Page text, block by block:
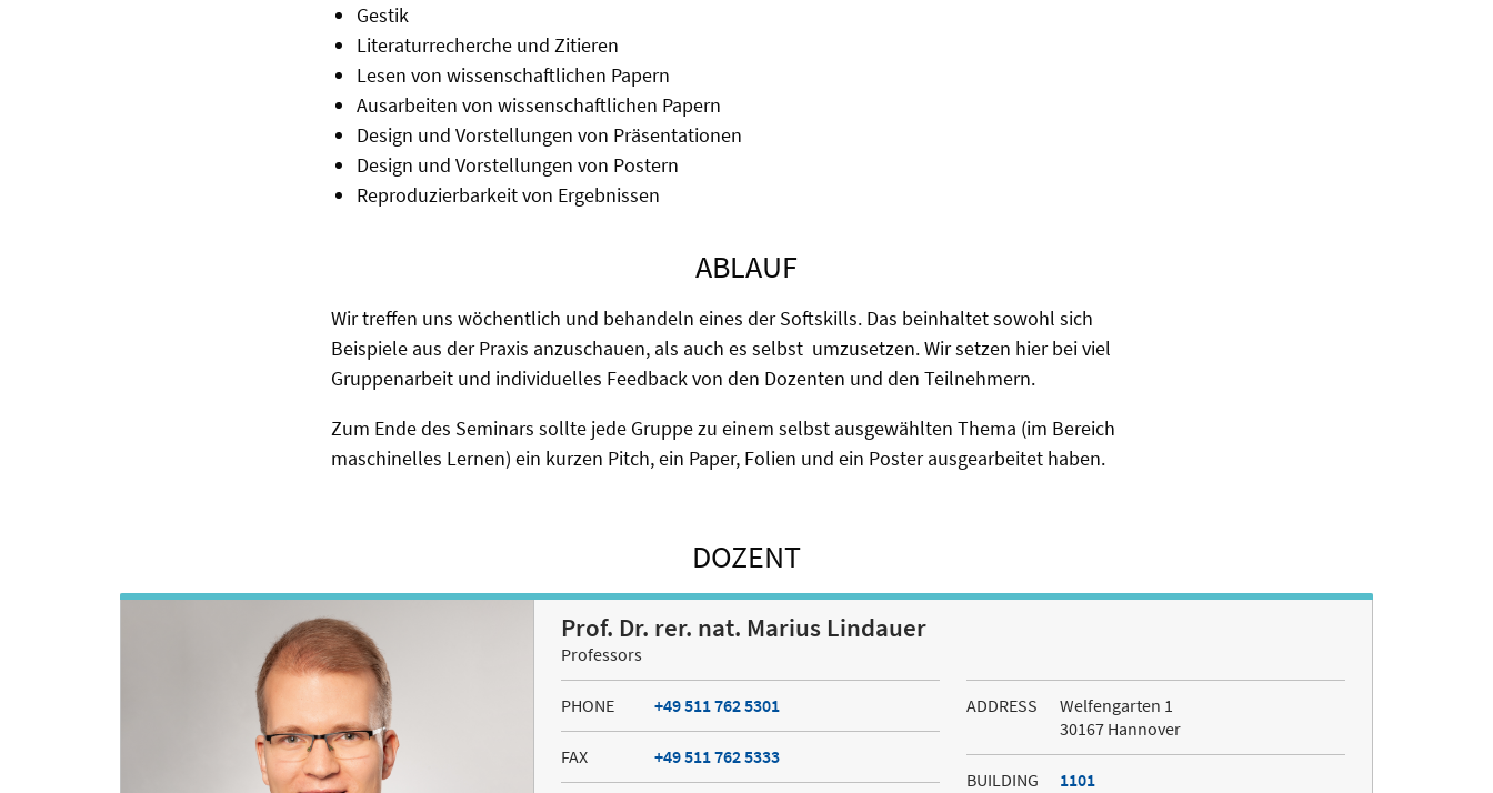
Gestik
Literaturrecherche und Zitieren
Lesen von wissenschaftlichen Papern
Ausarbeiten von wissenschaftlichen Papern
Design und Vorstellungen von Präsentationen
Design und Vorstellungen von Postern
Reproduzierbarkeit von Ergebnissen
ABLAUF
Wir treffen uns wöchentlich und behandeln eines der Softskills. Das beinhaltet sowohl sich
Beispiele aus der Praxis anzuschauen, als auch es selbst umzusetzen. Wir setzen hier bei viel
Gruppenarbeit und individuelles Feedback von den Dozenten und den Teilnehmern.
Zum Ende des Seminars sollte jede Gruppe zu einem selbst ausgewählten Thema (im Bereich
maschinelles Lernen) ein kurzen Pitch, ein Paper, Folien und ein Poster ausgearbeitet haben.
DOZENT
Prof. Dr. rer. nat. Marius Lindauer
Professors
PHONE +49 511 762 5301
FAX +49 511 762 5333
ADDRESS
Welfengarten 1
30167 Hannover
BUILDING 1101